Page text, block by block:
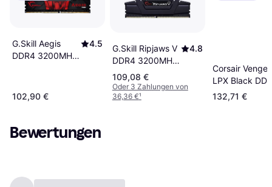
G.Skill Aegis
DDR4 3200MHz
16GIS)
4.5
102,90 €
G.Skill Ripjaws V
DDR4 3200MHz
16GB (F4-
3200C16S-
16GVK)
4.8
109,08 €
Oder 3 Zahlungen von
36,36 €¹
Corsair
LPX Black
3200MHz
132,71 €
Bewertungen